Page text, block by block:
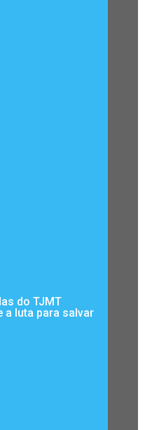
do TJMT
a luta para salvar